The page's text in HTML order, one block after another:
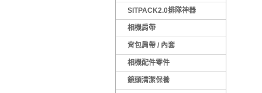
SITPACK2.0排隊神器
相機肩帶
背包肩帶 / 內套
相機配件零件
鏡頭清潔保養